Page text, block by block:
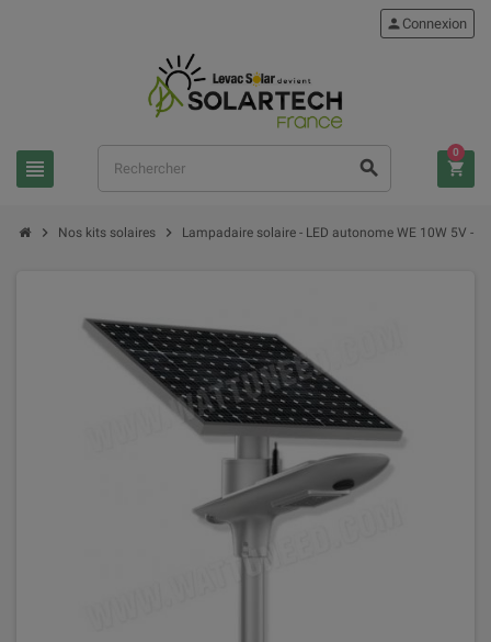
view_headline search
person Connexion
shopping_cart
0
chevron_right Nos kits solaires chevron_right Lampadaire solaire - LED autonome WE 10W 5V -